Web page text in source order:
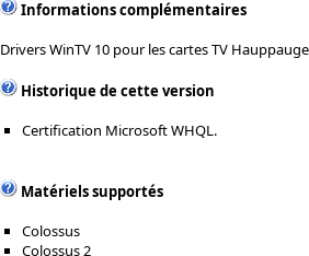
Informations complémentaires
Drivers WinTV 10 pour les cartes TV
Historique de cette version
Certification Microsoft WHQL.
Matériels supportés
Colossus
Colossus 2